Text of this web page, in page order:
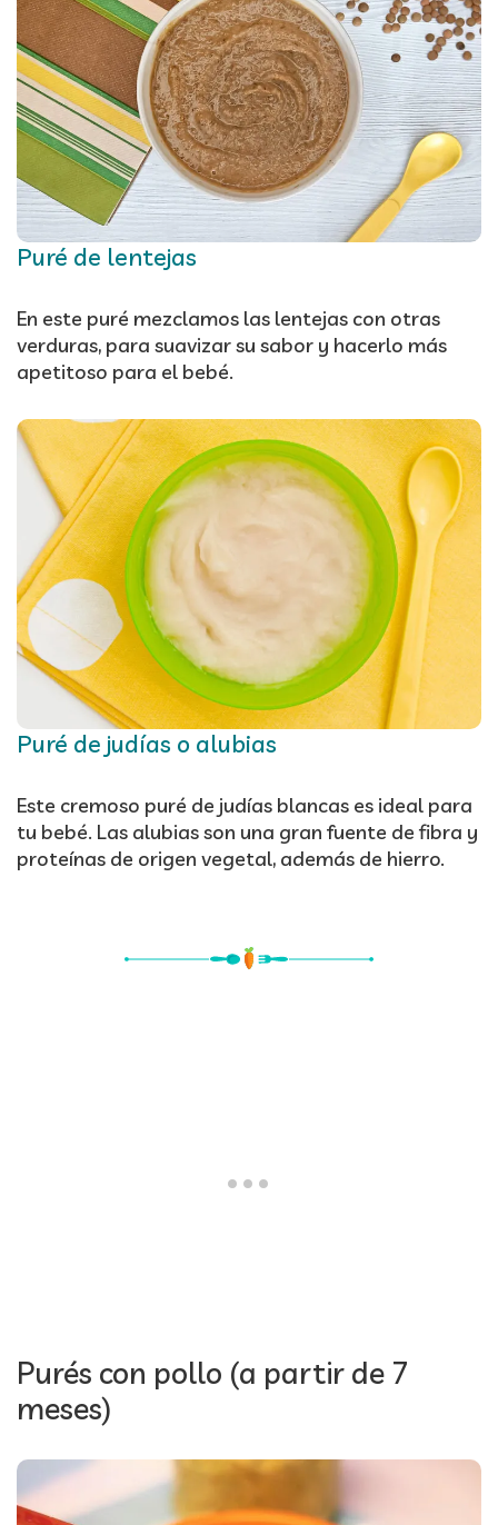
Puré de lentejas
En este puré mezclamos las lentejas con otras
verduras, para suavizar su sabor y hacerlo más
apetitoso para el bebé.
Puré de judías o alubias
Este cremoso puré de judías blancas es ideal para
tu bebé. Las alubias son una gran fuente de fibra y
proteínas de origen vegetal, además de hierro.
Purés con pollo (a partir de 7
meses)